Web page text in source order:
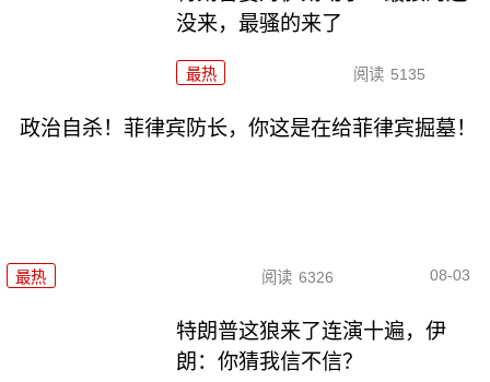
没来，最骚的来了
最热 阅读 5135
政治自杀！菲律宾防长，你这是在给菲律宾掘墓！
最热 阅读 6326 08-03
特朗普这狼来了连演十遍，伊
朗：你猜我信不信？